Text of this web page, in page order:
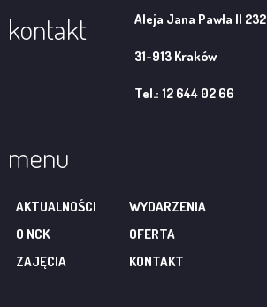
kontakt Aleja Jana Pawła II 232
31-913 Kraków
Tel.: 12 644 02 66
menu
AKTUALNOŚCI
WYDARZENIA
O NCK
OFERTA
ZAJĘCIA
KONTAKT